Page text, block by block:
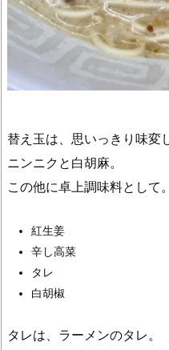
替え玉は、思いっきり味変
ニンニクと白胡麻。
この他に卓上調味料として。
紅生姜
辛し高菜
タレ
白胡椒
タレは、ラーメンのタレ。